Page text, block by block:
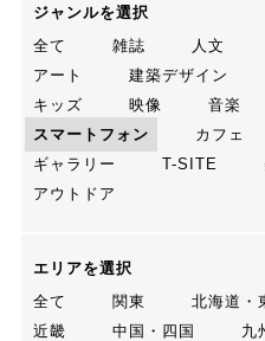
ジャンルを選択
全て
雑誌 人文
アート
建築デザイン
キッズ
映像 音楽
スマートフォン
カフェ
ギャラリー
T-SITE
アウトドア
エリアを選択
全て
関東 北海道・
近畿
中国・四国 九